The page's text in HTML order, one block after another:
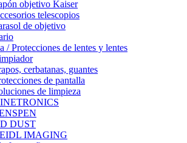
objetivo Kaiser
telescopios
de objetivo
/ Protecciones de lentes y lentes
cerbatanas, guantes
de pantalla
de limpieza
DUST
IMAGING